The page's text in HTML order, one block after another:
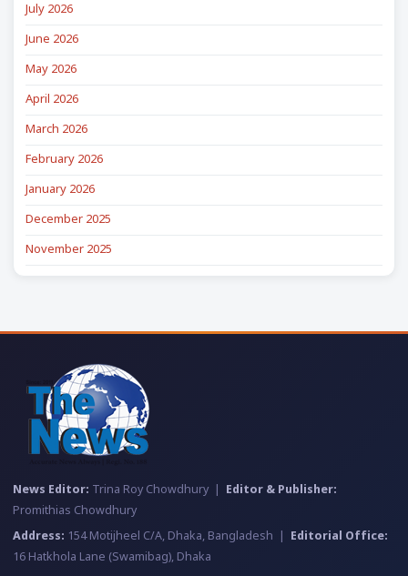
July 2026
June 2026
May 2026
April 2026
March 2026
February 2026
January 2026
December 2025
November 2025
News Editor: Trina Roy Chowdhury | Editor & Publisher:
Promithias Chowdhury
Address: 154 Motijheel C/A, Dhaka, Bangladesh | Editorial Office:
16 Hatkhola Lane (Swamibag), Dhaka